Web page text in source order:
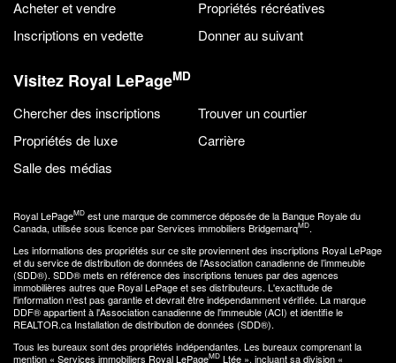
Acheter et vendre
Propriétés récréatives
Inscriptions en vedette
Donner au suivant
Visitez Royal LePageMD
Chercher des inscriptions
Trouver un courtier
Propriétés de luxe
Carrière
Salle des médias
Royal LePageMD est une marque de commerce déposée de la Banque Royale du
Canada, utilisée sous licence par Services immobiliers BridgemarqMD.
Les informations des propriétés sur ce site proviennent des inscriptions Royal LePage
et du service de distribution de données de l'Association canadienne de l’immeuble
(SDD®). SDD® mets en référence des inscriptions tenues par des agences
immobilières autres que Royal LePage et ses distributeurs. L'exactitude de
l'information n'est pas garantie et devrait être indépendamment vérifiée. La marque
DDF® appartient à l'Association canadienne de l'immeuble (ACI) et identifie le
REALTOR.ca Installation de distribution de données (SDD®).
Tous les bureaux sont des propriétés indépendantes. Les bureaux comprenant la
mention « Services immobiliers Royal LePageMD Ltée », incluant sa division «